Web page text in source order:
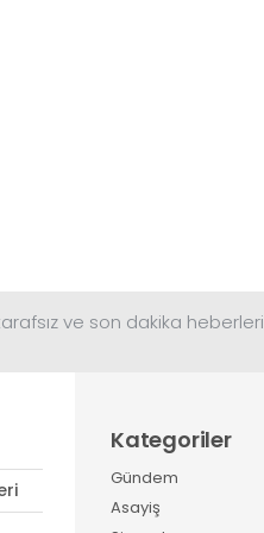
ve son dakika heberleri
Kategoriler
Gündem
Asayiş